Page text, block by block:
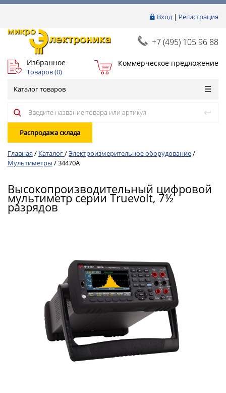
Вход| Регистрация
+7 (495) 105 96 88
Избранное
Товаров (0)
Коммерческое предложение
Каталог товаров
Распродажа склада
Главная / Каталог/Электроизмерительное оборудование/
Мультиметры /34470A
Высокопроизводительный цифровой
мультиметр серии Truevolt, 7½
разрядов